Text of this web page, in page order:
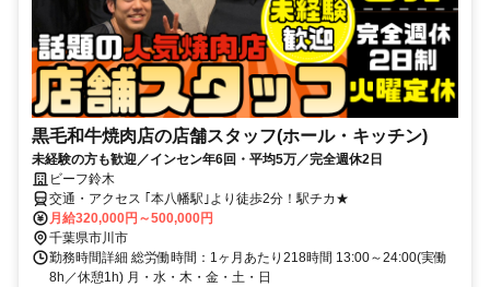
黒毛和牛焼肉店の店舗スタッフ(ホール・キッチン)
未経験の方も歓迎／インセン年6回・平均5万／完全週休2日
ビーフ鈴木
交通・アクセス ｢本八幡駅｣より徒歩2分！駅チカ★
月給320,000円～500,000円
千葉県市川市
勤務時間詳細 総労働時間：1ヶ月あたり218時間 13:00～24:00(実働
8h／休憩1h) 月・水・木・金・土・日